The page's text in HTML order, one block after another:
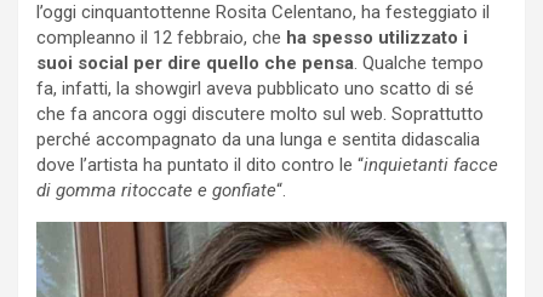
l’oggi cinquantottenne Rosita Celentano, ha festeggiato il
compleanno il 12 febbraio, che ha spesso utilizzato i
suoi social per dire quello che pensa. Qualche tempo
fa, infatti, la showgirl aveva pubblicato uno scatto di sé
che fa ancora oggi discutere molto sul web. Soprattutto
perché accompagnato da una lunga e sentita didascalia
dove l’artista ha puntato il dito contro le “inquietanti facce
di gomma ritoccate e gonfiate“.